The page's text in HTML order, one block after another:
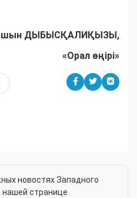
ДЫБЫСҚАЛИҚЫЗЫ,
«Орал өңірі»
новостях Западного
нашей странице